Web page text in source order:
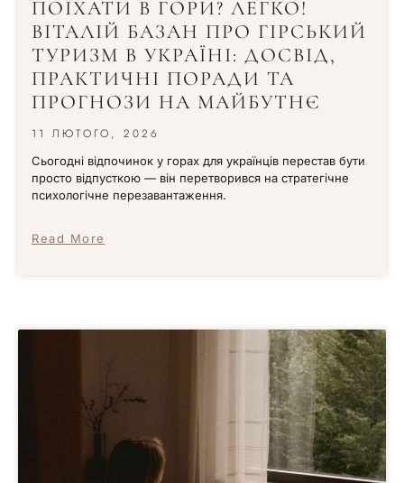
ПОЇХАТИ В ГОРИ? ЛЕГКО!
ВІТАЛІЙ БАЗАН ПРО ГІРСЬКИЙ
ТУРИЗМ В УКРАЇНІ: ДОСВІД,
ПРАКТИЧНІ ПОРАДИ ТА
ПРОГНОЗИ НА МАЙБУТНЄ
11 ЛЮТОГО, 2026
Сьогодні відпочинок у горах для українців перестав бути
просто відпусткою — він перетворився на стратегічне
психологічне перезавантаження.
Read More